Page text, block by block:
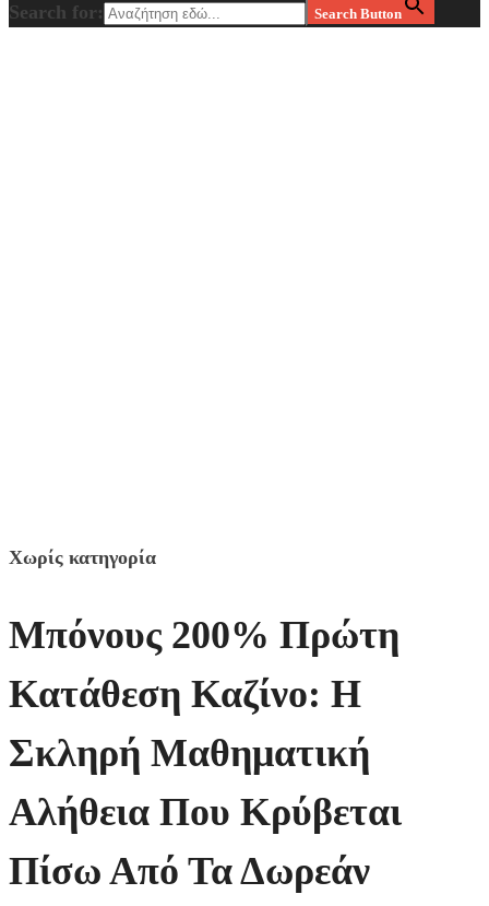
Search for: Search Button
Χωρίς κατηγορία
Μπόνους 200% Πρώτη
Κατάθεση Καζίνο: Η
Σκληρή Μαθηματική
Αλήθεια Που Κρύβεται
Πίσω Από Τα Δωρεάν